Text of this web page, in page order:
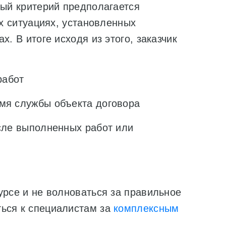
критерий предполагается
ситуациях, установленных
В итоге исходя из этого, заказчик
службы объекта договора
выполненных работ или
и не волноваться за правильное
к специалистам за комплексным